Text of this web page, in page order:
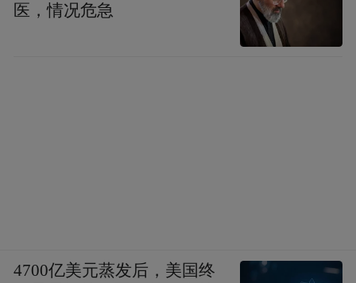
医，情况危急
4700亿美元蒸发后，美国终